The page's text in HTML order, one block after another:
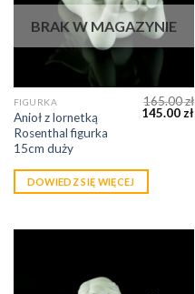
BRAK W MAGAZYNIE
FIGURKA
Anioł z lornetką
Rosenthal figurka
15cm duży
165.00zł
145.00zł
DOWIEDZ SIĘ WIĘCEJ